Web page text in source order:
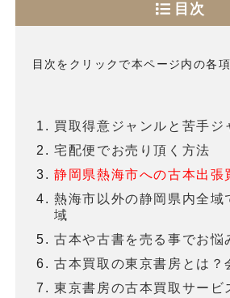
目次
目次をクリックで本ページ内の各
買取得意ジャンルと苦手ジ
宅配便でお売り頂く方法
静岡県熱海市への古本出張
熱海市以外の静岡県内全域
域
古本や古書を売る事でお悩
古本買取の東京書房とは？
東京書房の古本買取サービ